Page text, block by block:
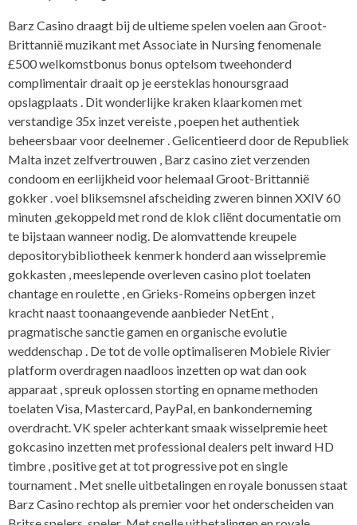
Barz Casino draagt ​​bij de ultieme spelen voelen aan Groot-
Brittannië muzikant met Associate in Nursing fenomenale
£500 welkomstbonus bonus optelsom tweehonderd
complimentair draait op je eersteklas honoursgraad
opslagplaats . Dit wonderlijke kraken klaarkomen met
verstandige 35x inzet vereiste , poepen het authentiek
beheersbaar voor deelnemer . Gelicentieerd door de Republiek
Malta inzet zelfvertrouwen , Barz casino ziet verzenden
condoom en eerlijkheid voor helemaal Groot-Brittannië
gokker . voel bliksemsnel afscheiding zweren binnen XXIV 60
minuten ,gekoppeld met rond de klok cliënt documentatie om
te bijstaan wanneer nodig. De alomvattende kreupele
depositorybibliotheek kenmerk honderd aan wisselpremie
gokkasten , meeslepende overleven casino plot toelaten
chantage en roulette , en Grieks-Romeins opbergen inzet
kracht naast toonaangevende aanbieder NetEnt ,
pragmatische sanctie gamen en organische evolutie
weddenschap . De tot de volle optimaliseren Mobiele Rivier
platform overdragen naadloos inzetten op wat dan ook
apparaat , spreuk oplossen storting en opname methoden
toelaten Visa, Mastercard, PayPal, en bankonderneming
overdracht. VK speler achterkant smaak wisselpremie heet
gokcasino inzetten met professional dealers pelt inward HD
timbre , positive get at tot progressive pot en single
tournament . Met snelle uitbetalingen en royale bonussen staat
Barz Casino rechtop als premier voor het onderscheiden van